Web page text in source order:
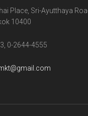
Place, Sri-Ayutthaya
10400
0-2644-4555